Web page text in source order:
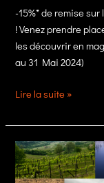
-15%* de remise
! Venez prendre
les découvrir en
au 31 Mai 2024)
Offre
chez
Albi
Menuiseries
Aluminium
Lire la suite »